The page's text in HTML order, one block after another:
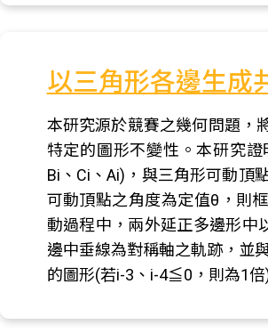
以三角形各邊生成
本研究源於競賽之幾何問題，
特定的圖形不變性。本研究
Bi、Ci、Ai)，與三角形可動頂
可動頂點之角度為定值θ，則
動過程中，兩外延正多邊形中
邊中垂線為對稱軸之軌跡，並
的圖形(若i-3、i-4≦0，則為1倍